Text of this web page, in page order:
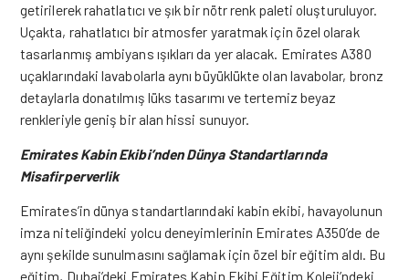
getirilerek rahatlatıcı ve şık bir nötr renk paleti oluşturuluyor.
Uçakta, rahatlatıcı bir atmosfer yaratmak için özel olarak
tasarlanmış ambiyans ışıkları da yer alacak. Emirates A380
uçaklarındaki lavabolarla aynı büyüklükte olan lavabolar, bronz
detaylarla donatılmış lüks tasarımı ve tertemiz beyaz
renkleriyle geniş bir alan hissi sunuyor.
Emirates Kabin Ekibi’nden Dünya Standartlarında
Misafirperverlik
Emirates’in dünya standartlarındaki kabin ekibi, havayolunun
imza niteliğindeki yolcu deneyimlerinin Emirates A350’de de
aynı şekilde sunulmasını sağlamak için özel bir eğitim aldı. Bu
eğitim, Dubai’deki Emirates Kabin Ekibi Eğitim Koleji’ndeki